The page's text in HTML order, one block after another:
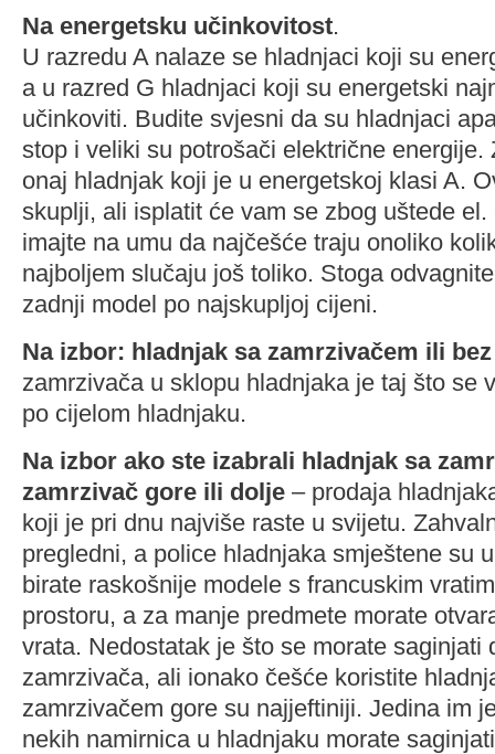
Na energetsku učinkovitost.
U razredu A nalaze se hladnjaci koji su
a u razred G hladnjaci koji su energetski
učinkoviti. Budite svjesni da su hladnjaci
stop i veliki su potrošači električne energije.
onaj hladnjak koji je u energetskoj klasi A.
skuplji, ali isplatit će vam se zbog uštede el.
imajte na umu da najčešće traju onoliko
najboljem slučaju još toliko. Stoga
zadnji model po najskupljoj cijeni.
Na izbor: hladnjak sa zamrzivačem ili
zamrzivača u sklopu hladnjaka je taj što se
po cijelom hladnjaku.
Na izbor ako ste izabrali hladnjak sa
zamrzivač gore ili dolje – prodaja
koji je pri dnu najviše raste u svijetu.
pregledni, a police hladnjaka smještene su
birate raskošnije modele s francuskim
prostoru, a za manje predmete morate
vrata. Nedostatak je što se morate saginjati
zamrzivača, ali ionako češće koristite
zamrzivačem gore su najjeftiniji. Jedina im
nekih namirnica u hladnjaku morate